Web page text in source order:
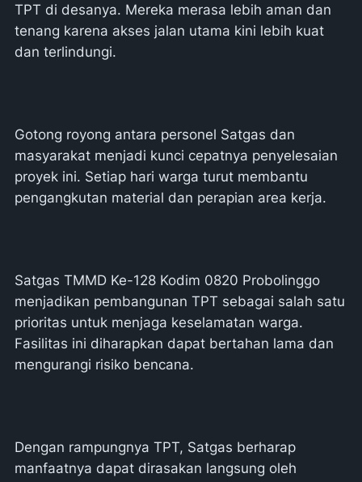
TPT di desanya. Mereka merasa lebih aman dan
tenang karena akses jalan utama kini lebih kuat
dan terlindungi.
Gotong royong antara personel Satgas dan
masyarakat menjadi kunci cepatnya penyelesaian
proyek ini. Setiap hari warga turut membantu
pengangkutan material dan perapian area kerja.
Satgas TMMD Ke-128 Kodim 0820 Probolinggo
menjadikan pembangunan TPT sebagai salah satu
prioritas untuk menjaga keselamatan warga.
Fasilitas ini diharapkan dapat bertahan lama dan
mengurangi risiko bencana.
Dengan rampungnya TPT, Satgas berharap
manfaatnya dapat dirasakan langsung oleh